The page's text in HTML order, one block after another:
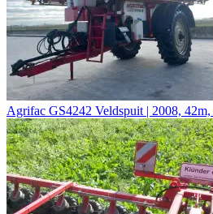
Agrifac GS4242 Veldspuit | 2008,